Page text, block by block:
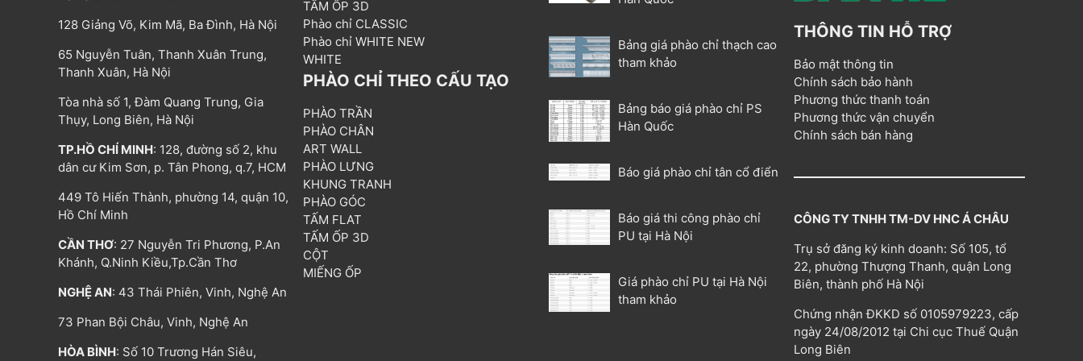
128 Giảng Võ, Kim Mã, Ba Đình, Hà Nội
65 Nguyễn Tuân, Thanh Xuân Trung,
Thanh Xuân, Hà Nội
Tòa nhà số 1, Đàm Quang Trung, Gia
Thụy, Long Biên, Hà Nội
TP.HỒ CHÍ MINH: 128, đường số 2, khu
dân cư Kim Sơn, p. Tân Phong, q.7, HCM
449 Tô Hiến Thành, phường 14, quận 10,
Hồ Chí Minh
CẦN THƠ: 27 Nguyễn Tri Phương, P.An
Khánh, Q.Ninh Kiều,Tp.Cần Thơ
NGHỆ AN: 43 Thái Phiên, Vinh, Nghệ An
73 Phan Bội Châu, Vinh, Nghệ An
HÒA BÌNH: Số 10 Trương Hán Siêu,
TẤM ỐP 3D
Phào chỉ CLASSIC
Phào chỉ WHITE NEW
WHITE
PHÀO CHỈ THEO CẤU TẠO
PHÀO TRẦN
PHÀO CHÂN
ART WALL
PHÀO LƯNG
KHUNG TRANH
PHÀO GÓC
TẤM FLAT
TẤM ỐP 3D
CỘT
MIẾNG ỐP
Bảng giá phào chỉ thạch cao
tham khảo
Bảng báo giá phào chỉ PS
Hàn Quốc
Báo giá phào chỉ tân cổ điển
Báo giá thi công phào chỉ
PU tại Hà Nội
Giá phào chỉ PU tại Hà Nội
tham khảo
THÔNG TIN HỖ TRỢ
Bảo mật thông tin
Chính sách bảo hành
Phương thức thanh toán
Phương thức vận chuyển
Chính sách bán hàng
CÔNG TY TNHH TM-DV HNC Á CHÂU
Trụ sở đăng ký kinh doanh: Số 105, tổ
22, phường Thượng Thanh, quận Long
Biên, thành phố Hà Nội
Chứng nhận ĐKKD số 0105979223, cấp
ngày 24/08/2012 tại Chi cục Thuế Quận
Long Biên